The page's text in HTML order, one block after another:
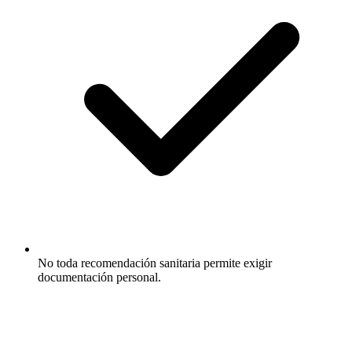
No toda recomendación sanitaria permite exigir
documentación personal.